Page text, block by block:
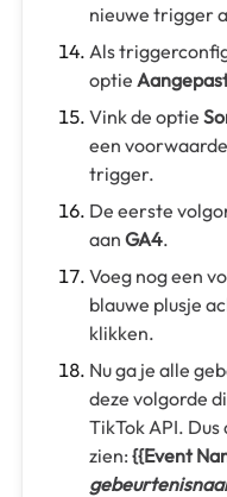
nieuwe trigger
Als
optie
Vink de optie
een
trigger.
De eerste
aan GA4.
Voeg nog een
blauwe plusje
klikken.
Nu ga je alle
deze volgorde
TikTok API.
zien: {{Event